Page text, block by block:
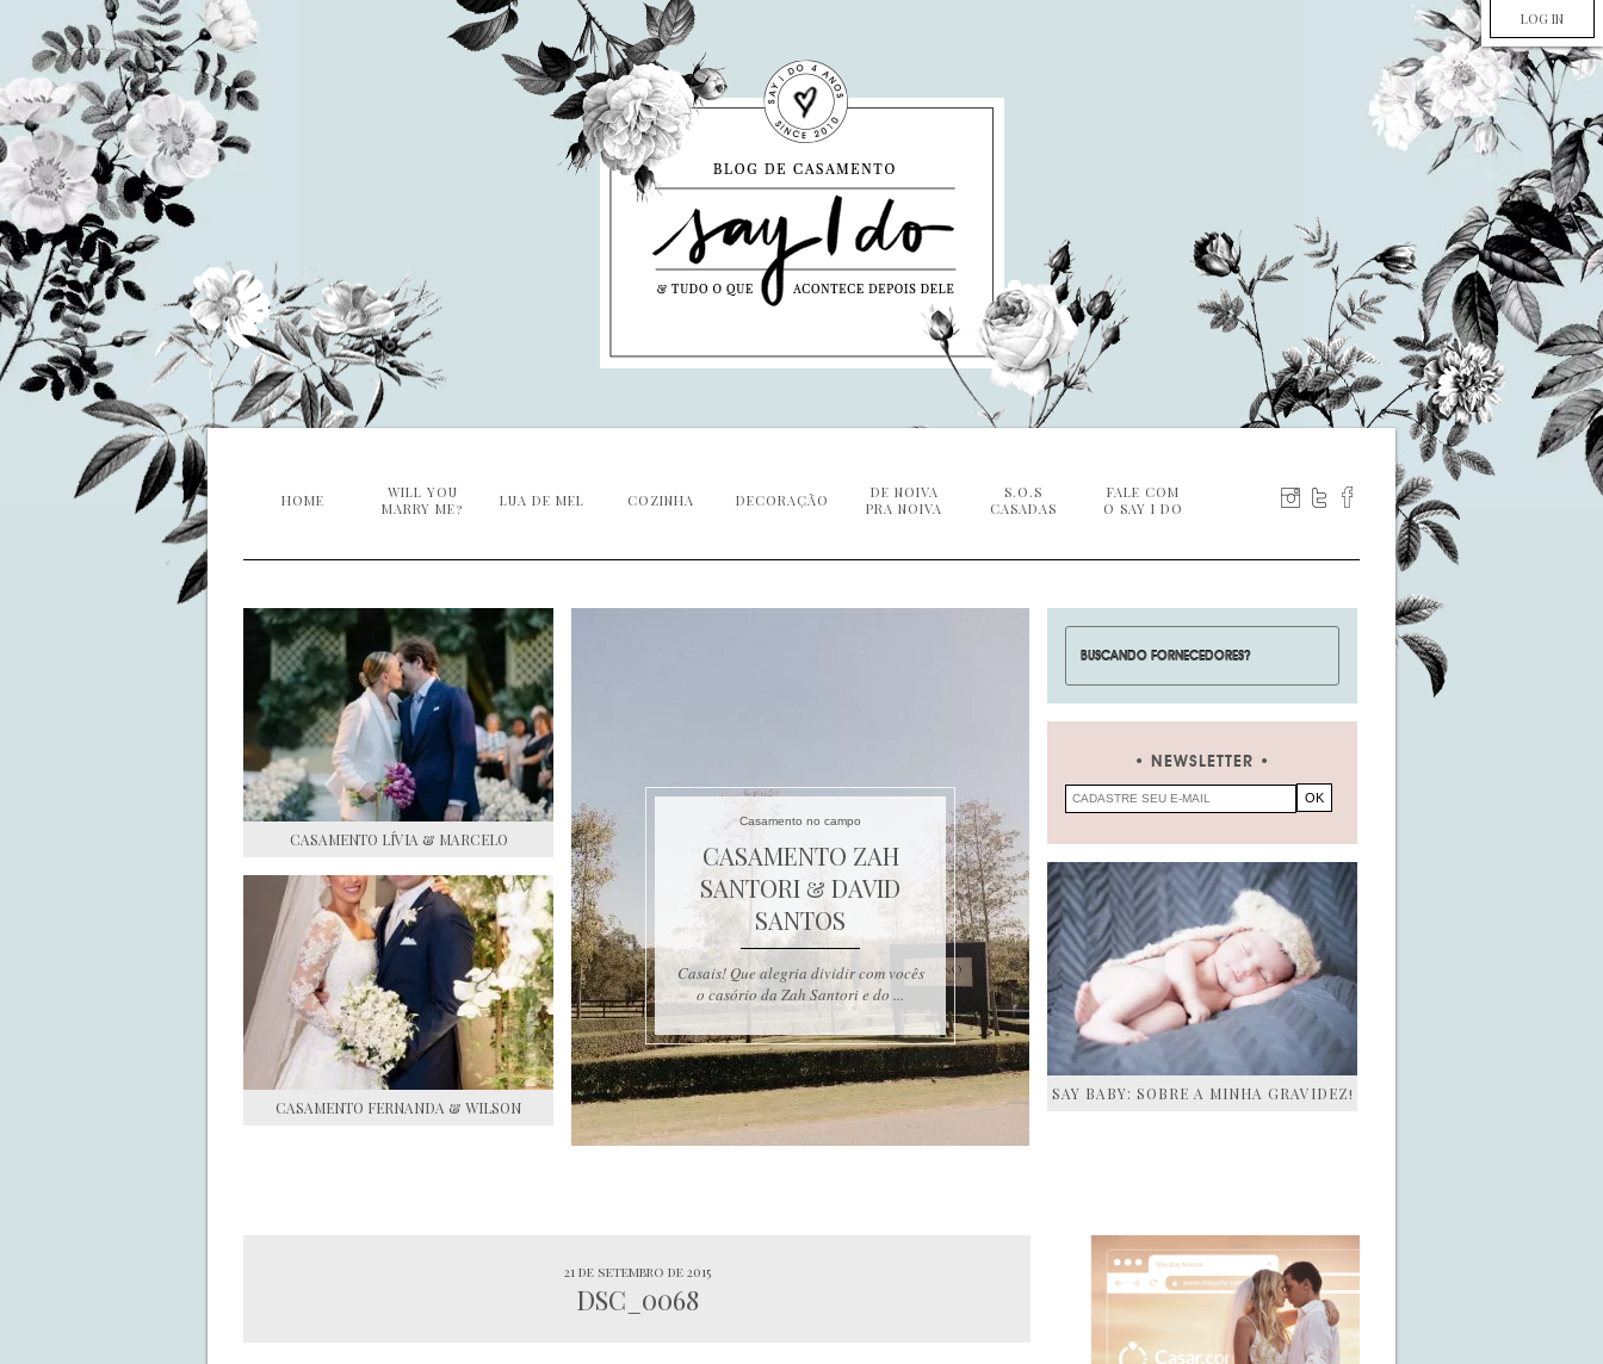
LOG IN
HOME
WILL YOU
MARRY ME?
LUA DE MEL COZINHA DECORAÇÃO
DE NOIVA
PRA NOIVA
S.O.S
CASADAS
FALE COM
O SAY I DO
CASAMENTO LÍVIA & MARCELO
CASAMENTO FERNANDA & WILSON
Casamento no campo
CASAMENTO ZAH
SANTORI & DAVID
SANTOS
Casais! Que alegria dividir com vocês
o casório da Zah Santori e do ...
NEWSLETTER
SAY BABY: SOBRE A MINHA GRAVIDEZ!
21 de setembro de 2015
DSC_0068
SIDEBAR